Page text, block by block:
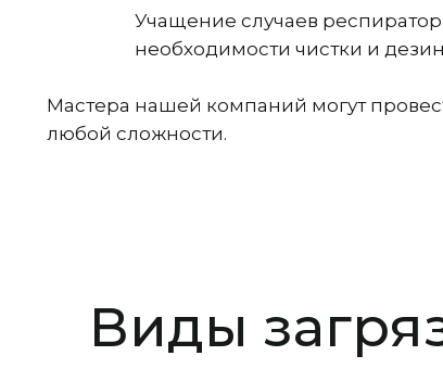
Учащение случаев
необходимости чистки и
Мастера нашей компаний могут
любой сложности.
Виды